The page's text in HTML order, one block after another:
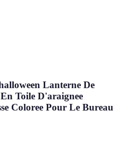
Lanterne De
Toile D'araignee
Coloree Pour Le Bureau